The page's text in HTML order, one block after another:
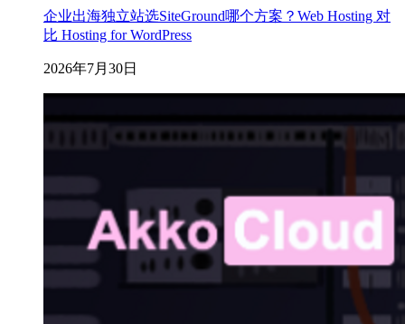
企业出海独立站选SiteGround哪个方案？Web Hosting 对
比 Hosting for WordPress
2026年7月30日